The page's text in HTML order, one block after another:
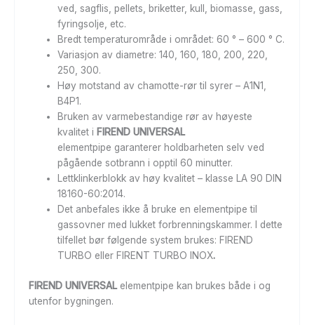
ved, sagflis, pellets, briketter, kull, biomasse, gass,
fyringsolje, etc.
Bredt temperaturområde i området: 60 ° – 600 ° C.
Variasjon av diametre: 140, 160, 180, 200, 220,
250, 300.
Høy motstand av chamotte-rør til syrer – A1N1,
B4P1.
Bruken av varmebestandige rør av høyeste
kvalitet i FIREND UNIVERSAL
elementpipe garanterer holdbarheten selv ved
pågående sotbrann i opptil 60 minutter.
Lettklinkerblokk av høy kvalitet – klasse LA 90 DIN
18160-60:2014.
Det anbefales ikke å bruke en elementpipe til
gassovner med lukket forbrenningskammer. I dette
tilfellet bør følgende system brukes: FIREND
TURBO eller FIRENT TURBO INOX.
FIREND UNIVERSALelementpipe kan brukes både i og
utenfor bygningen.